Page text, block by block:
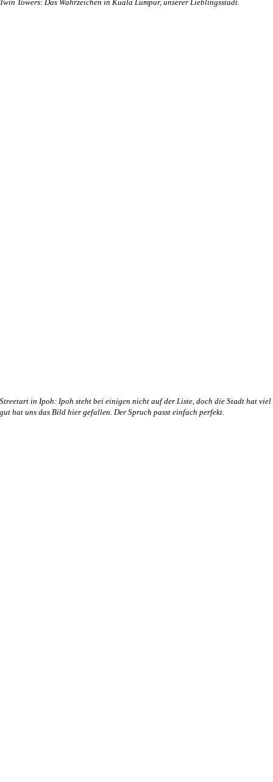
Twin Towers: Das Wahrzeichen in Kuala Lumpur, unserer Lieblingsstadt.
Streetart in Ipoh: Ipoh steht bei einigen nicht auf der Liste, doch die Stadt hat viel
gut hat uns das Bild hier gefallen. Der Spruch passt einfach perfekt.